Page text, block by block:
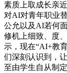
素质上取成长亲
对AI对青年职业
公允以及AI若何
修机上细致、度
示，现在“AI+教
们深刻认识到，
至由学生自从制